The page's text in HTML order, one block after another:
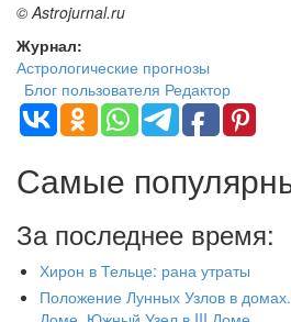
© Astrojurnal.ru​
Журнал:
Астрологические прогнозы
Блог пользователя Редактор
Самые
За последнее время:
Хирон в Тельце: рана утраты
Положение Лунных Узлов в